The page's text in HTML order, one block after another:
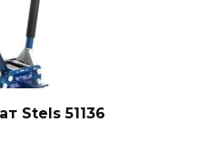
Stels 51136